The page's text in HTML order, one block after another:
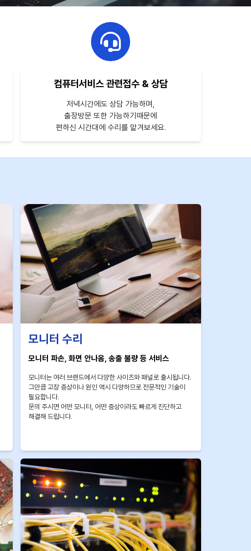
컴퓨터서비스 관련접수 & 상담
저녁시간에도 상담 가능하며,
출장방문 또한 가능하기때문에
편하신 시간대에 수리를 맡겨보세요.
모니터 수리
모니터 파손, 화면 안나옴, 송출 불량 등 서비스
모니터는 여러 브랜드에서 다양한 사이즈와 패널로 출시됩니다.
그만큼 고장 증상이나 원인 역시 다양하므로 전문적인 기술이
필요합니다.
문의 주시면 어떤 모니터, 어떤 증상이라도 빠르게 진단하고
해결해 드립니다.